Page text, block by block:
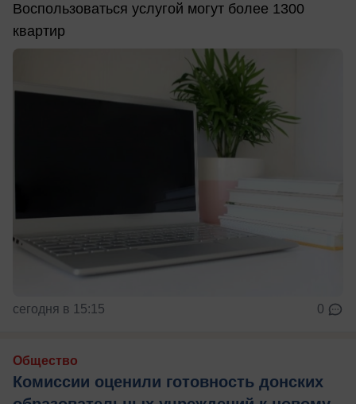
Воспользоваться услугой могут более 1300
квартир
сегодня в 15:15 0
Общество
Комиссии оценили готовность донских